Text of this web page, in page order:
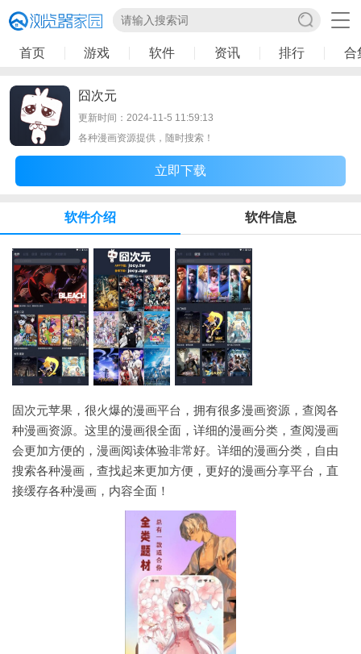
首页 游戏 软件 资讯 排行 合
囧次元
更新时间：2024-11-5 11:59:13
各种漫画资源提供，随时搜索！
立即下载
软件介绍 软件信息
固次元苹果，很火爆的漫画平台，拥有很多漫画资源，查阅各
种漫画资源。这里的漫画很全面，详细的漫画分类，查阅漫画
会更加方便的，漫画阅读体验非常好。详细的漫画分类，自由
搜索各种漫画，查找起来更加方便，更好的漫画分享平台，直
接缓存各种漫画，内容全面！